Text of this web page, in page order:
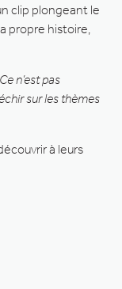
clip plongeant le
propre histoire,
n’est pas
sur les thèmes
à leurs